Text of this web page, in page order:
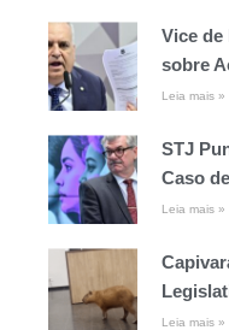
Vice de
sobre
Leia mais »
STJ
Caso
Leia mais »
Leia mais »